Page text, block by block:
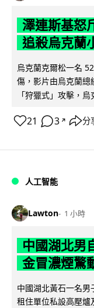
澤連斯基怒
追殺烏克蘭
烏克蘭克爾松一名
傷，影片由烏克蘭總
「狩獵式」攻擊，烏
21 3 ↗ 分
人工智能
Lawton 1 小時
中國湖北男
金冒濃煙驚
中國湖北黃石一名
租住單位私設高壓爐